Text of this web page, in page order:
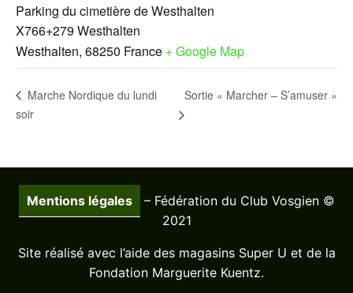
Parking du cimetière de Westhalten
X766+279 Westhalten
Westhalten, 68250 France + Google Map
Marche Nordique du lundi
soir
Sortie « Marcher – S’amuser »
Mentions légales
– Fédération du Club Vosgien ©
2021
Site réalisé avec l’aide des magasins Super U et de la
Fondation Marguerite Kuentz.